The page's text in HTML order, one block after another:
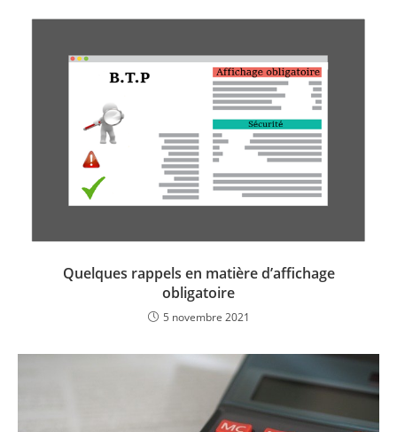
Quelques rappels en matière d’affichage
obligatoire
5 novembre 2021